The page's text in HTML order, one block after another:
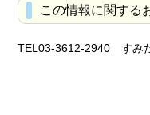
この情報に関する
TEL03-3612-2940 すみ